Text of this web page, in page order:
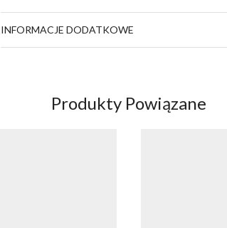
INFORMACJE DODATKOWE
Produkty Powiązane